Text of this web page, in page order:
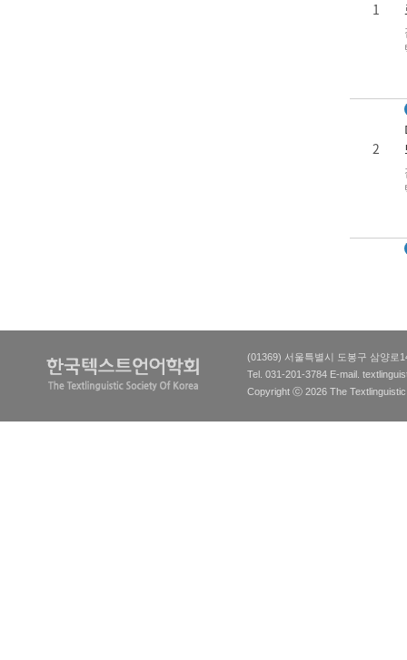
(01369) 서울특별시 도봉구 삼양로
Tel. 031-201-3784 E-mail.
Copyright ⓒ 2026 The